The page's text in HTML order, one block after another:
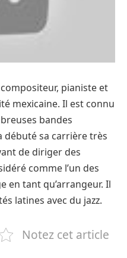
pianiste et
mexicaine. Il est connu
bandes
débuté sa carrière très
de diriger des
comme l’un des
en tant qu’arrangeur. Il
latines avec du jazz.
Notez cet article